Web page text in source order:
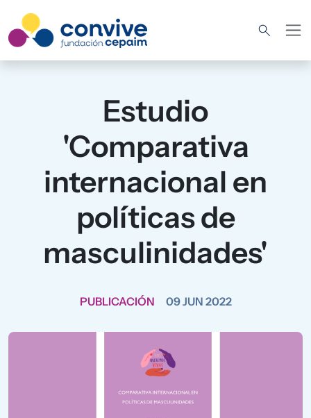
Estudio
'Comparativa
internacional en
políticas de
masculinidades'
PUBLICACIÓN 09 JUN 2022